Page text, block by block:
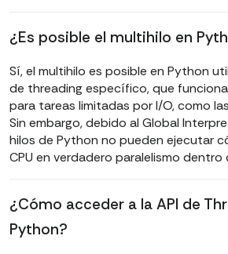
¿Es posible el multihilo en
Sí, el multihilo es posible en Python
de threading específico, que
para tareas limitadas por I/O, como
Sin embargo, debido al Global
hilos de Python no pueden ejecutar
CPU en verdadero paralelismo
¿Cómo acceder a la API de
Python?